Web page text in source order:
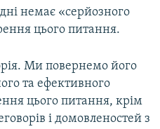
немає «серйозного
цього питання.
Ми повернемо його
та ефективного
цього питання, крім
і домовленостей з